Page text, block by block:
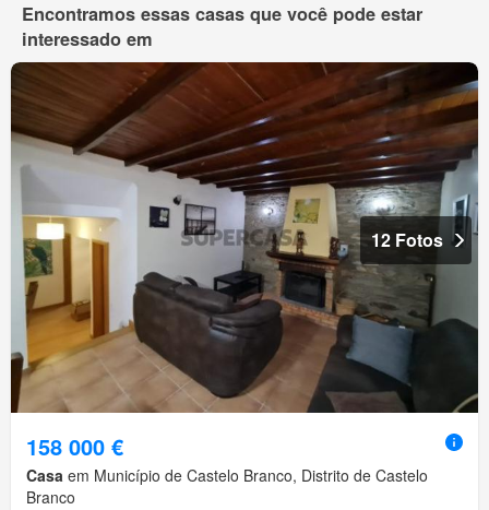
Encontramos essas casas que você pode estar
interessado em
12 Fotos
158 000 €
Casa em Município de Castelo Branco, Distrito de Castelo
Branco